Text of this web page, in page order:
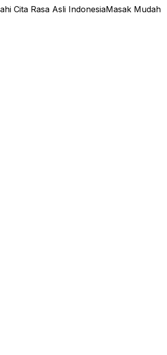
Cita Rasa Asli IndonesiaMasak Mudah